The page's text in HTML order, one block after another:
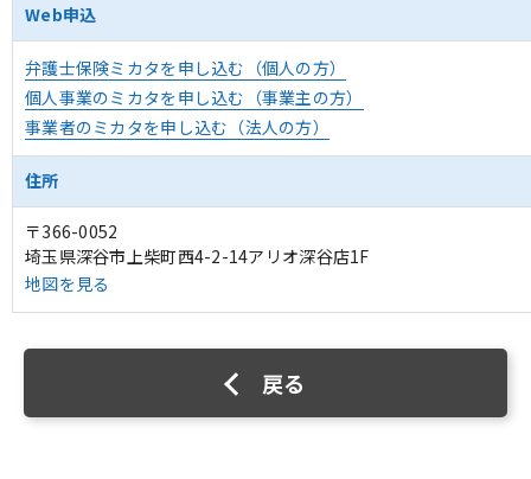
Web申込
弁護士保険ミカタを申し込む（個人の方）
個人事業のミカタを申し込む（事業主の方）
事業者のミカタを申し込む（法人の方）
住所
〒366-0052
埼玉県深谷市上柴町西4-2-14アリオ深谷店1F
地図を見る
戻る